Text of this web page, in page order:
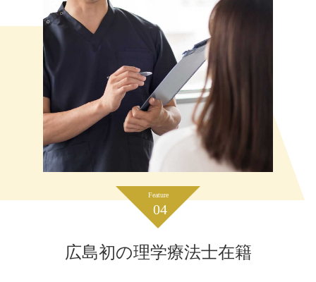
Feature
04
広島初の理学療法士在籍